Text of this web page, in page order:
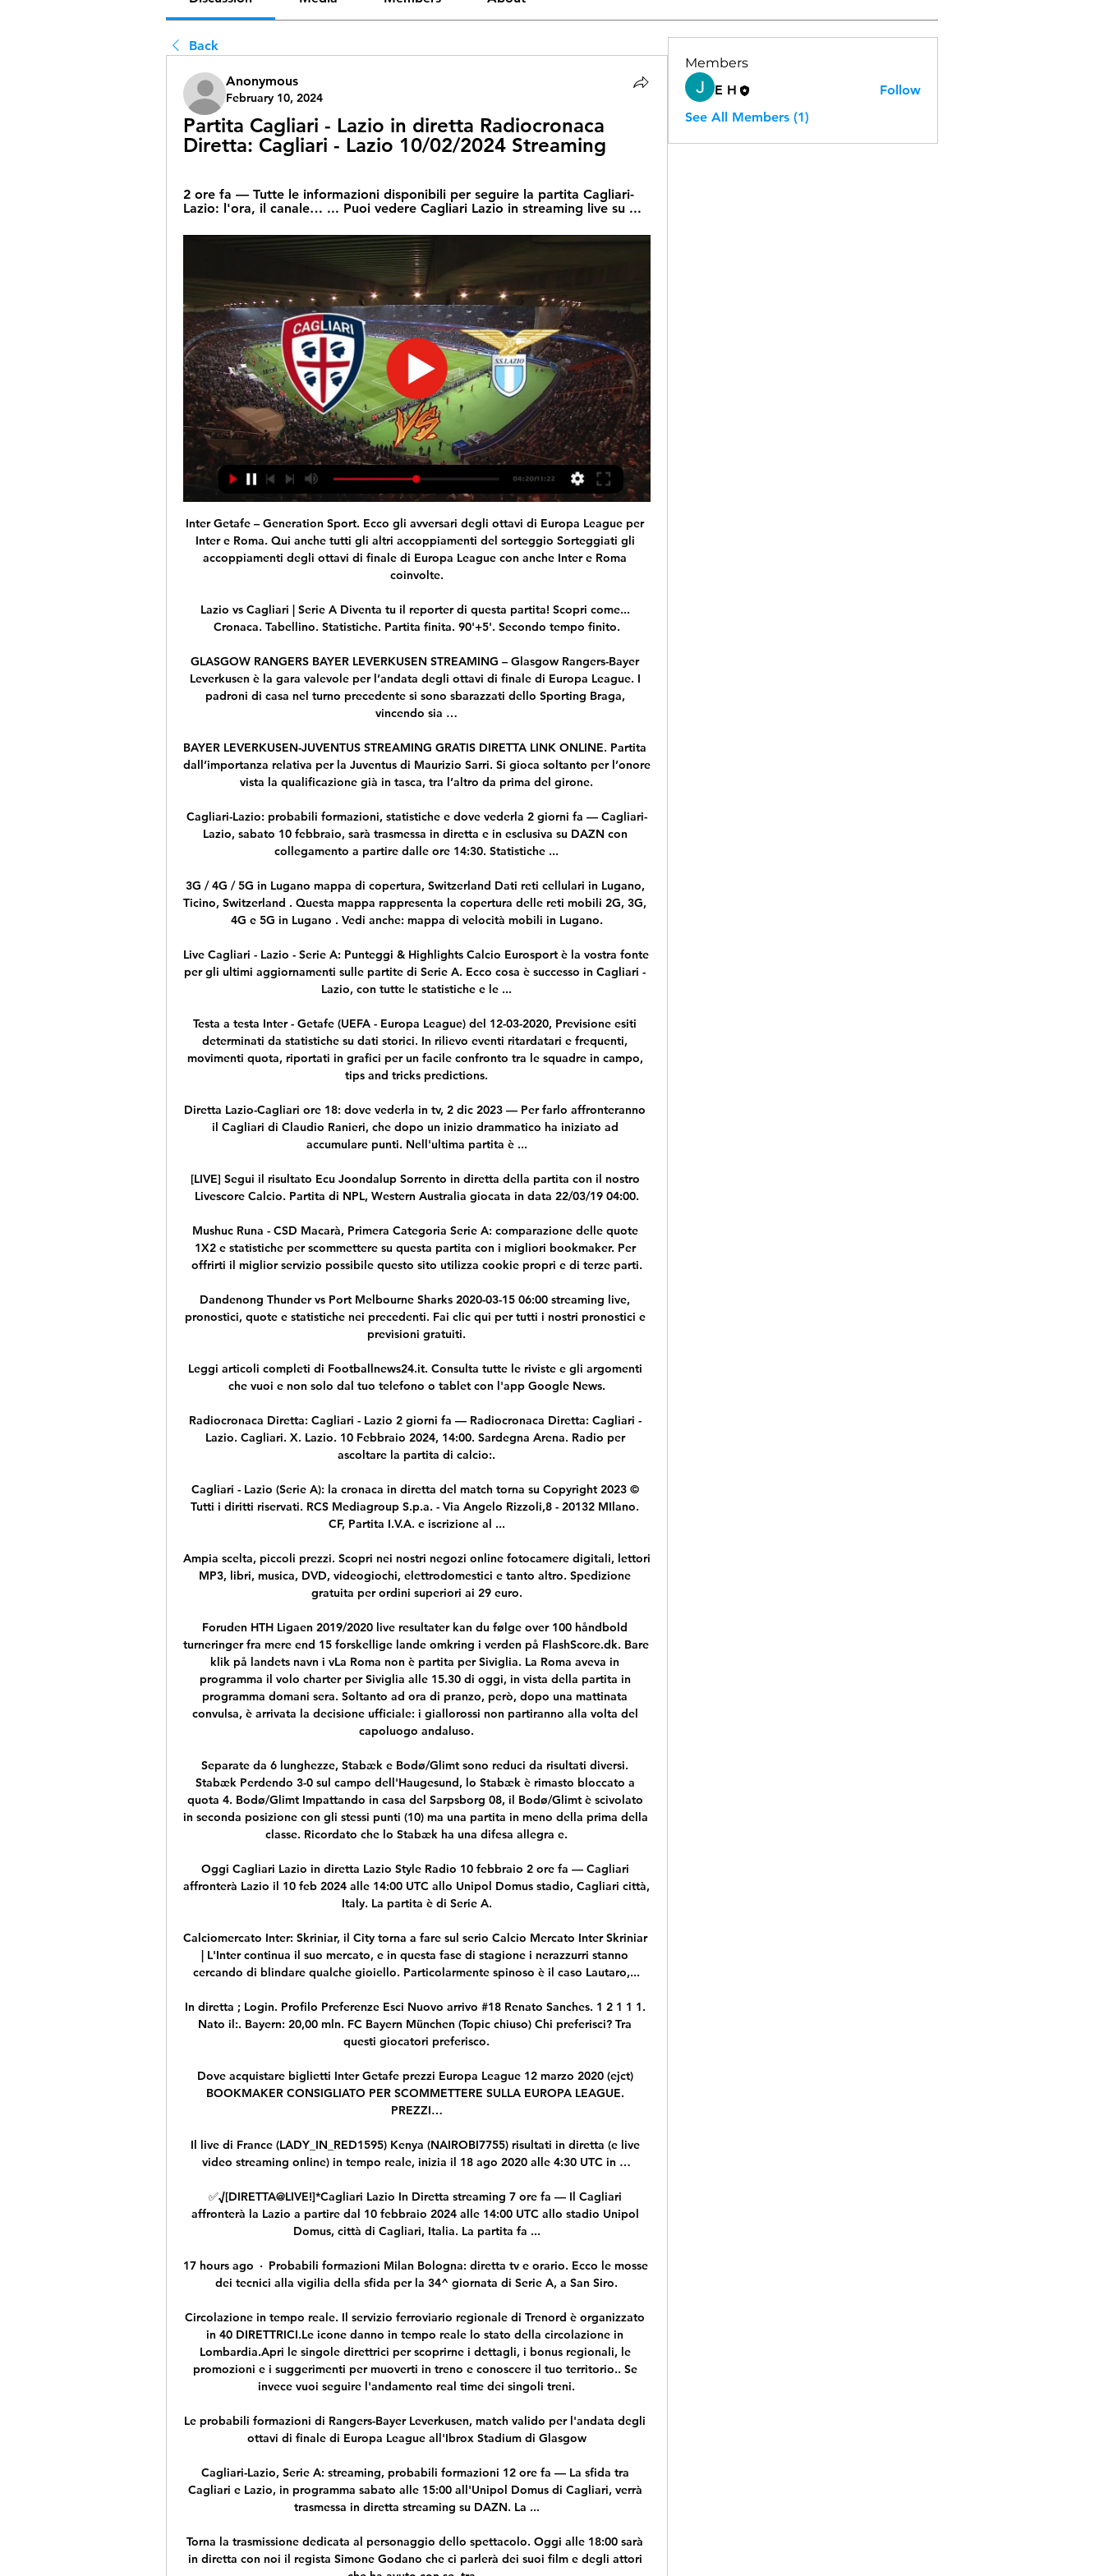
Back
Anonymous
February 10, 2024
Partita Cagliari - Lazio in diretta Radiocronaca
Diretta: Cagliari - Lazio 10/02/2024 Streaming
2 ore fa — Tutte le informazioni disponibili per seguire la partita Cagliari-
Lazio: l'ora, il canale… ... Puoi vedere Cagliari Lazio in streaming live su ...
Inter Getafe – Generation Sport. Ecco gli avversari degli ottavi di Europa League per
Inter e Roma. Qui anche tutti gli altri accoppiamenti del sorteggio Sorteggiati gli
accoppiamenti degli ottavi di finale di Europa League con anche Inter e Roma
coinvolte.
Lazio vs Cagliari | Serie A Diventa tu il reporter di questa partita! Scopri come...
Cronaca. Tabellino. Statistiche. Partita finita. 90'+5'. Secondo tempo finito.
GLASGOW RANGERS BAYER LEVERKUSEN STREAMING – Glasgow Rangers-Bayer
Leverkusen è la gara valevole per l’andata degli ottavi di finale di Europa League. I
padroni di casa nel turno precedente si sono sbarazzati dello Sporting Braga,
vincendo sia …
BAYER LEVERKUSEN-JUVENTUS STREAMING GRATIS DIRETTA LINK ONLINE. Partita
dall’importanza relativa per la Juventus di Maurizio Sarri. Si gioca soltanto per l’onore
vista la qualificazione già in tasca, tra l’altro da prima del girone.
Cagliari-Lazio: probabili formazioni, statistiche e dove vederla 2 giorni fa — Cagliari-
Lazio, sabato 10 febbraio, sarà trasmessa in diretta e in esclusiva su DAZN con
collegamento a partire dalle ore 14:30. Statistiche ...
3G / 4G / 5G in Lugano mappa di copertura, Switzerland Dati reti cellulari in Lugano,
Ticino, Switzerland . Questa mappa rappresenta la copertura delle reti mobili 2G, 3G,
4G e 5G in Lugano . Vedi anche: mappa di velocità mobili in Lugano.
Live Cagliari - Lazio - Serie A: Punteggi & Highlights Calcio Eurosport è la vostra fonte
per gli ultimi aggiornamenti sulle partite di Serie A. Ecco cosa è successo in Cagliari -
Lazio, con tutte le statistiche e le ...
Testa a testa Inter - Getafe (UEFA - Europa League) del 12-03-2020, Previsione esiti
determinati da statistiche su dati storici. In rilievo eventi ritardatari e frequenti,
movimenti quota, riportati in grafici per un facile confronto tra le squadre in campo,
tips and tricks predictions.
Diretta Lazio-Cagliari ore 18: dove vederla in tv, 2 dic 2023 — Per farlo affronteranno
il Cagliari di Claudio Ranieri, che dopo un inizio drammatico ha iniziato ad
accumulare punti. Nell'ultima partita è ...
[LIVE] Segui il risultato Ecu Joondalup Sorrento in diretta della partita con il nostro
Livescore Calcio. Partita di NPL, Western Australia giocata in data 22/03/19 04:00.
Mushuc Runa - CSD Macarà, Primera Categoria Serie A: comparazione delle quote
1X2 e statistiche per scommettere su questa partita con i migliori bookmaker. Per
offrirti il miglior servizio possibile questo sito utilizza cookie propri e di terze parti.
Dandenong Thunder vs Port Melbourne Sharks 2020-03-15 06:00 streaming live,
pronostici, quote e statistiche nei precedenti. Fai clic qui per tutti i nostri pronostici e
previsioni gratuiti.
Leggi articoli completi di Footballnews24.it. Consulta tutte le riviste e gli argomenti
che vuoi e non solo dal tuo telefono o tablet con l'app Google News.
Radiocronaca Diretta: Cagliari - Lazio 2 giorni fa — Radiocronaca Diretta: Cagliari -
Lazio. Cagliari. X. Lazio. 10 Febbraio 2024, 14:00. Sardegna Arena. Radio per
ascoltare la partita di calcio:.
Cagliari - Lazio (Serie A): la cronaca in diretta del match torna su Copyright 2023 ©
Tutti i diritti riservati. RCS Mediagroup S.p.a. - Via Angelo Rizzoli,8 - 20132 MIlano.
CF, Partita I.V.A. e iscrizione al ...
Ampia scelta, piccoli prezzi. Scopri nei nostri negozi online fotocamere digitali, lettori
MP3, libri, musica, DVD, videogiochi, elettrodomestici e tanto altro. Spedizione
gratuita per ordini superiori ai 29 euro.
Foruden HTH Ligaen 2019/2020 live resultater kan du følge over 100 håndbold
turneringer fra mere end 15 forskellige lande omkring i verden på FlashScore.dk. Bare
klik på landets navn i vLa Roma non è partita per Siviglia. La Roma aveva in
programma il volo charter per Siviglia alle 15.30 di oggi, in vista della partita in
programma domani sera. Soltanto ad ora di pranzo, però, dopo una mattinata
convulsa, è arrivata la decisione ufficiale: i giallorossi non partiranno alla volta del
capoluogo andaluso.
Separate da 6 lunghezze, Stabæk e Bodø/Glimt sono reduci da risultati diversi.
Stabæk Perdendo 3-0 sul campo dell'Haugesund, lo Stabæk è rimasto bloccato a
quota 4. Bodø/Glimt Impattando in casa del Sarpsborg 08, il Bodø/Glimt è scivolato
in seconda posizione con gli stessi punti (10) ma una partita in meno della prima della
classe. Ricordato che lo Stabæk ha una difesa allegra e.
Oggi Cagliari Lazio in diretta Lazio Style Radio 10 febbraio 2 ore fa — Cagliari
affronterà Lazio il 10 feb 2024 alle 14:00 UTC allo Unipol Domus stadio, Cagliari città,
Italy. La partita è di Serie A.
Calciomercato Inter: Skriniar, il City torna a fare sul serio Calcio Mercato Inter Skriniar
| L'Inter continua il suo mercato, e in questa fase di stagione i nerazzurri stanno
cercando di blindare qualche gioiello. Particolarmente spinoso è il caso Lautaro,...
In diretta ; Login. Profilo Preferenze Esci Nuovo arrivo #18 Renato Sanches. 1 2 1 1 1.
Nato il:. Bayern: 20,00 mln. FC Bayern München (Topic chiuso) Chi preferisci? Tra
questi giocatori preferisco.
Dove acquistare biglietti Inter Getafe prezzi Europa League 12 marzo 2020 (ejct)
BOOKMAKER CONSIGLIATO PER SCOMMETTERE SULLA EUROPA LEAGUE.
PREZZI…
Il live di France (LADY_IN_RED1595) Kenya (NAIROBI7755) risultati in diretta (e live
video streaming online) in tempo reale, inizia il 18 ago 2020 alle 4:30 UTC in …
✅√[DIRETTA@LIVE!]*Cagliari Lazio In Diretta streaming 7 ore fa — Il Cagliari
affronterà la Lazio a partire dal 10 febbraio 2024 alle 14:00 UTC allo stadio Unipol
Domus, città di Cagliari, Italia. La partita fa ...
17 hours ago · Probabili formazioni Milan Bologna: diretta tv e orario. Ecco le mosse
dei tecnici alla vigilia della sfida per la 34^ giornata di Serie A, a San Siro.
Circolazione in tempo reale. Il servizio ferroviario regionale di Trenord è organizzato
in 40 DIRETTRICI.Le icone danno in tempo reale lo stato della circolazione in
Lombardia.Apri le singole direttrici per scoprirne i dettagli, i bonus regionali, le
promozioni e i suggerimenti per muoverti in treno e conoscere il tuo territorio.. Se
invece vuoi seguire l'andamento real time dei singoli treni.
Le probabili formazioni di Rangers-Bayer Leverkusen, match valido per l'andata degli
ottavi di finale di Europa League all'Ibrox Stadium di Glasgow
Cagliari-Lazio, Serie A: streaming, probabili formazioni 12 ore fa — La sfida tra
Cagliari e Lazio, in programma sabato alle 15:00 all'Unipol Domus di Cagliari, verrà
trasmessa in diretta streaming su DAZN. La ...
Torna la trasmissione dedicata al personaggio dello spettacolo. Oggi alle 18:00 sarà
in diretta con noi il regista Simone Godano che ci parlerà dei suoi film e degli attori
Members
E H
Follow
See All Members (1)